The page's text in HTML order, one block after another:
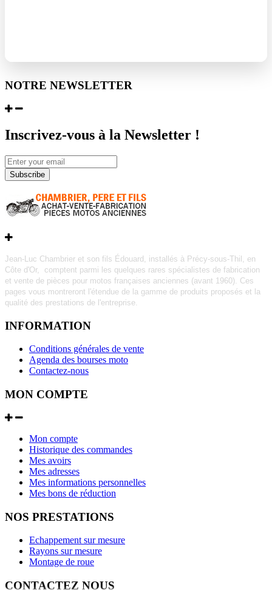
NOTRE NEWSLETTER
Inscrivez-vous à la Newsletter !
Subscribe
Jean-Luc Chambrier et son fils Édouard, installés à Précy-sous-Thil, en
Côte d'Or, comptent parmi les quelques rares spécialistes de fabrication
et vente de pièces pour motos françaises anciennes (avant 1960). Ces
pages vous montreront l'étendue de la gamme de produits proposés et la
qualité des prestations de l'entreprise.
INFORMATION
Conditions générales de vente
Agenda des bourses moto
Contactez-nous
MON COMPTE
Mon compte
Historique des commandes
Mes avoirs
Mes adresses
Mes informations personnelles
Mes bons de réduction
NOS PRESTATIONS
Echappement sur mesure
Rayons sur mesure
Montage de roue
CONTACTEZ NOUS